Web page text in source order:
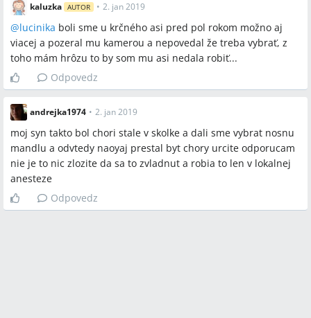
kaluzka AUTOR • 2. jan 2019
@lucinika boli sme u krčného asi pred pol rokom možno aj
viacej a pozeral mu kamerou a nepovedal že treba vybrať, z
toho mám hrôzu to by som mu asi nedala robiť...
Odpovedz
andrejka1974 • 2. jan 2019
moj syn takto bol chori stale v skolke a dali sme vybrat nosnu
mandlu a odvtedy naoyaj prestal byt chory urcite odporucam
nie je to nic zlozite da sa to zvladnut a robia to len v lokalnej
anesteze
Odpovedz